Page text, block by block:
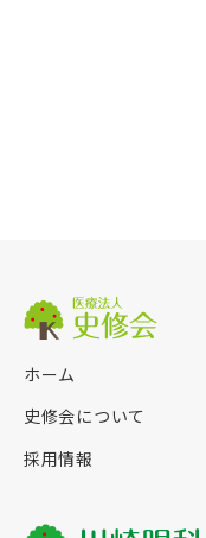
ホーム
史修会について
採用情報